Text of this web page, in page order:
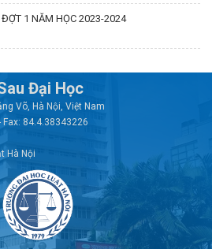
ĐỢT 1 NĂM HỌC 2023-2024
Đại Học
Võ, Hà Nội, Việt Nam
84.4.38343226
Hà Nội